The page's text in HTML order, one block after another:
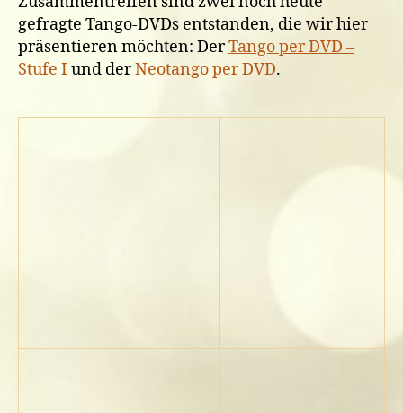
gefragte Tango-DVDs entstanden, die wir hier
präsentieren möchten: DerTango per DVD –
Stufe I und derNeotango per DVD.